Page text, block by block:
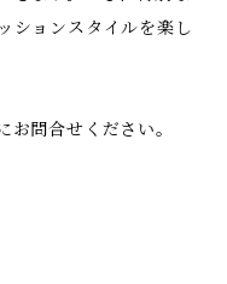
ションスタイルを楽し
問合せください。